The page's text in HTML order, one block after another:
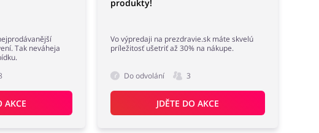
Tak neváheja
AKCE
produkty!
Vo výpredaji na prezdravie.sk máte skvelú
príležitosť ušetriť až 30% na nákupe.
Do odvolání 3
JDĚTE DO AKCE